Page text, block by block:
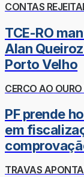
CONTAS
TCE-RO
Alan
Porto Velho
CERCO AO
PF prende
em
TRAVAS